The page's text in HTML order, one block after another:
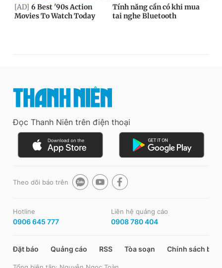
Đọc Thanh Niên trên điện thoại
Theo dõi báo trên
Hotline
0906 645 777
Liên hệ quảng cáo
0908 780 404
Đặt báo Quảng cáo RSS Tòa soạn Chính sách bảo